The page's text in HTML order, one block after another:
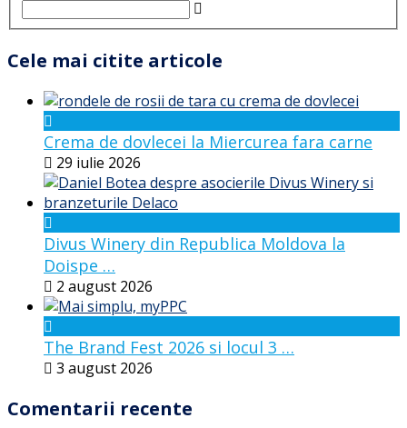
Cele mai citite articole
Crema de dovlecei la Miercurea fara carne
29 iulie 2026
Divus Winery din Republica Moldova la
Doispe …
2 august 2026
The Brand Fest 2026 si locul 3 …
3 august 2026
Comentarii recente